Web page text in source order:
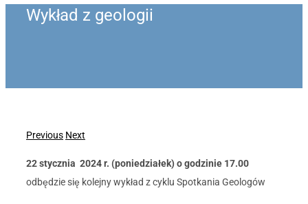
Wykład z geologii
Previous Next
22 stycznia 2024 r. (poniedziałek) o godzinie 17.00
odbędzie się kolejny wykład z cyklu Spotkania Geologów